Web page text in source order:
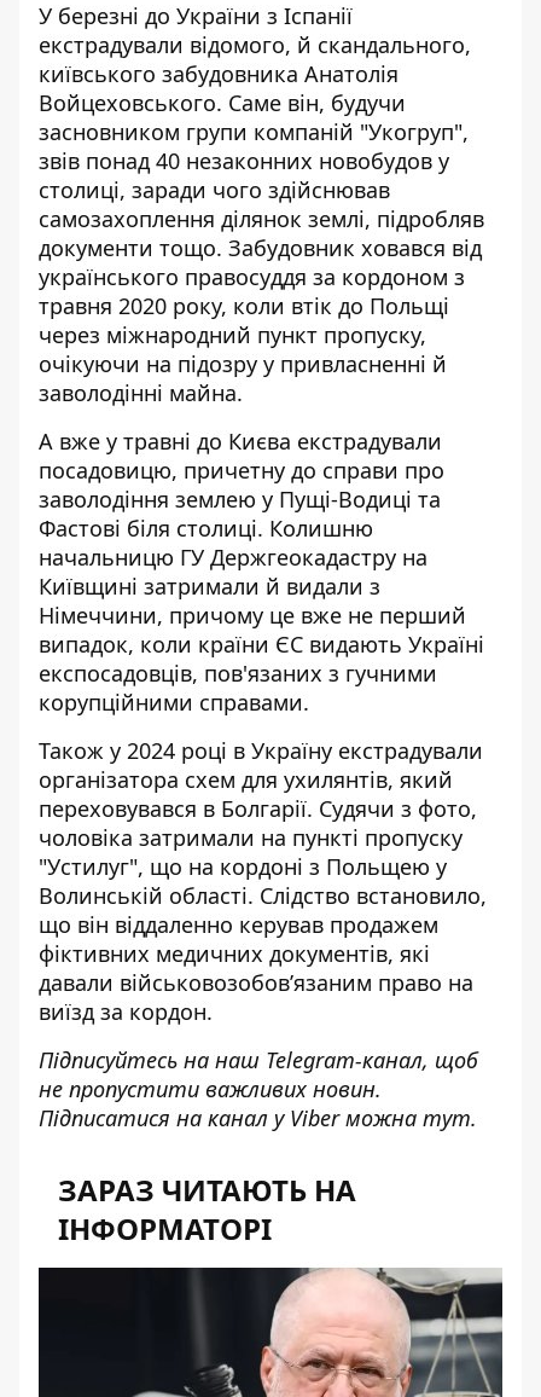
У березні до України з Іспанії
екстрадували відомого, й скандального,
київського забудовника Анатолія
Войцеховського. Саме він, будучи
засновником групи компаній "Укогруп",
звів понад 40 незаконних новобудов у
столиці, заради чого здійснював
самозахоплення ділянок землі, підробляв
документи тощо. Забудовник ховався від
українського правосуддя за кордоном з
травня 2020 року, коли втік до Польщі
через міжнародний пункт пропуску,
очікуючи на підозру у привласненні й
заволодінні майна.
А вже у травні до Києва екстрадували
посадовицю, причетну до справи про
заволодіння землею у Пущі-Водиці та
Фастові біля столиці. Колишню
начальницю ГУ Держгеокадастру на
Київщині затримали й видали з
Німеччини, причому це вже не перший
випадок, коли країни ЄС видають Україні
експосадовців, пов'язаних з гучними
корупційними справами.
Також у 2024 році в Україну екстрадували
організатора схем для ухилянтів, який
переховувався в Болгарії. Судячи з фото,
чоловіка затримали на пункті пропуску
"Устилуг", що на кордоні з Польщею у
Волинській області. Слідство встановило,
що він віддаленно керував продажем
фіктивних медичних документів, які
давали військовозобовʼязаним право на
виїзд за кордон.
Підписуйтесь на наш Telegram-канал, щоб
не пропустити важливих новин.
Підписатися на канал у Viber можна тут.
ЗАРАЗ ЧИТАЮТЬ НА
ІНФОРМАТОРІ